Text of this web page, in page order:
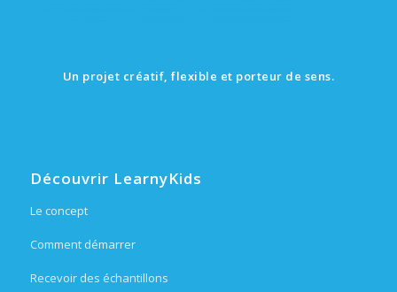
Un projet créatif, flexible et porteur de sens.
Découvrir LearnyKids
Le concept
Comment démarrer
Recevoir des échantillons